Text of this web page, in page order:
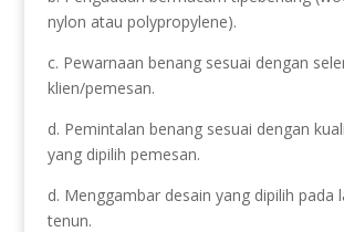
nylon atau polypropylene).
c. Pewarnaan benang sesuai dengan
klien/pemesan.
d. Pemintalan benang sesuai dengan
yang dipilih pemesan.
d. Menggambar desain yang dipilih pada
tenun.